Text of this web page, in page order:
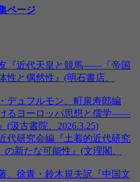
ページ
『近代天皇と競馬――「帝国
性と偶然性』(明石書店、
デュフルモン、町泉寿郎編
けるヨーロッパ思想と儒学――
汲古書院、2026.3.25)
代研究会編『土着的近代研究
新たな可能性』(文理閣、
、徐青・鈴木規夫訳『中国文